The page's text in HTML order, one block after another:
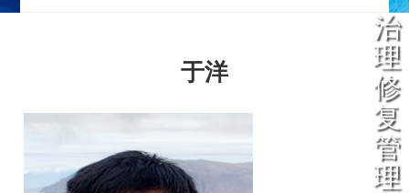
治
理
修
复
管
理
于洋